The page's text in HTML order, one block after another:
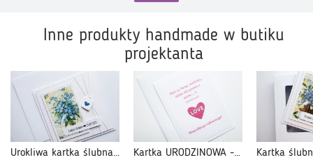
Inne produkty handmade w butiku
projektanta
Urokliwa kartka ślubna z niezapominajkami Kartka URODZINOWA - Dziś są Twoje...